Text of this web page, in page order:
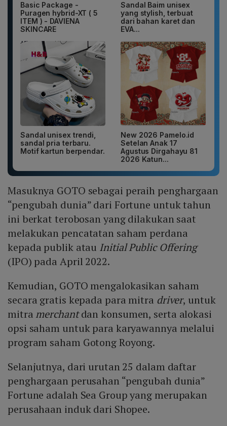
Basic Package -
Puragen hybrid-XT ( 5
ITEM ) - DAVIENA
SKINCARE
Sandal Baim unisex
yang stylish, terbuat
dari bahan karet dan
EVA...
Sandal unisex trendi,
sandal pria terbaru.
Motif kartun berpendar.
New 2026 Pamelo.id
Setelan Anak 17
Agustus Dirgahayu 81
2026 Katun...
Masuknya GOTO sebagai peraih penghargaan
“pengubah dunia” dari Fortune untuk tahun
ini berkat terobosan yang dilakukan saat
melakukan pencatatan saham perdana
kepada publik atau Initial Public Offering
(IPO) pada April 2022.
Kemudian, GOTO mengalokasikan saham
secara gratis kepada para mitra driver, untuk
mitra merchantdan konsumen, serta alokasi
opsi saham untuk para karyawannya melalui
program saham Gotong Royong.
Selanjutnya, dari urutan 25 dalam daftar
penghargaan perusahan “pengubah dunia”
Fortune adalah Sea Group yang merupakan
perusahaan induk dari Shopee.